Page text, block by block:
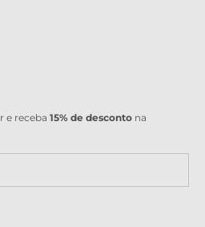
e receba 15% de desconto na